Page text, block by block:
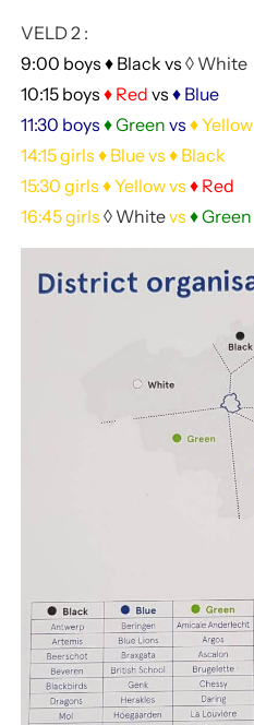
VELD 2 :
9:00 boys ♦ Black vs ◊ White
10:15 boys ♦ Red vs ♦ Blue
11:30 boys ♦ Green vs ♦ Yellow
14:15 girls ♦ Bluevs ♦ Black
15:30 girls ♦ Yellowvs ♦ Red
16:45 girls ◊ Whitevs ♦ Green